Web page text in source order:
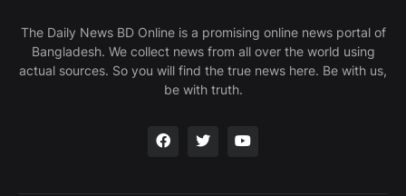
The Daily News BD Online is a promising online news portal of
Bangladesh. We collect news from all over the world using
actual sources. So you will find the true news here. Be with us,
be with truth.